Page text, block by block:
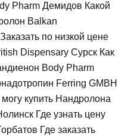
Pharm Демидов Какой
Balkan
по низкой цене
Dispensary Сурск Как
Body Pharm
Ferring GMBH
купить Нандролона
Где узнать цену
Где заказать